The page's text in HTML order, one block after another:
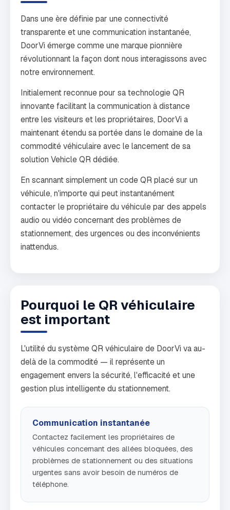
Dans une ère définie par une connectivité
transparente et une communication instantanée,
DoorVi émerge comme une marque pionnière
révolutionnant la façon dont nous interagissons avec
notre environnement.
Initialement reconnue pour sa technologie QR
innovante facilitant la communication à distance
entre les visiteurs et les propriétaires, DoorVi a
maintenant étendu sa portée dans le domaine de la
commodité véhiculaire avec le lancement de sa
solution Vehicle QR dédiée.
En scannant simplement un code QR placé sur un
véhicule, n'importe qui peut instantanément
contacter le propriétaire du véhicule par des appels
audio ou vidéo concernant des problèmes de
stationnement, des urgences ou des inconvénients
inattendus.
Pourquoi le QR véhiculaire
est important
L'utilité du système QR véhiculaire de DoorVi va au-
delà de la commodité — il représente un
engagement envers la sécurité, l'efficacité et une
gestion plus intelligente du stationnement.
Communication instantanée
Contactez facilement les propriétaires de
véhicules concernant des allées bloquées, des
problèmes de stationnement ou des situations
urgentes sans avoir besoin de numéros de
téléphone.